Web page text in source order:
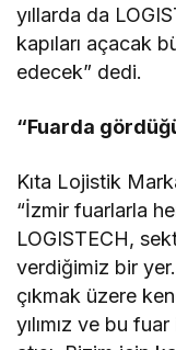
yıllarda da
kapıları açacak
edecek” dedi.
“Fuarda
Kıta Lojistik
“İzmir fuarlarla
LOGISTECH,
verdiğimiz bir
çıkmak üzere
yılımız ve bu